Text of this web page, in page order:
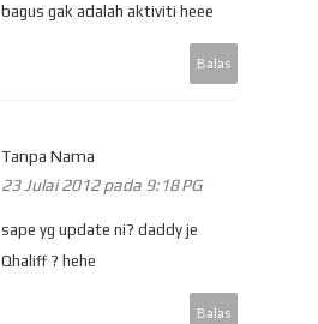
bagus gak adalah aktiviti heee
Balas
Tanpa Nama
23 Julai 2012 pada 9:18 PG
sape yg update ni? daddy je
Qhaliff ? hehe
Balas